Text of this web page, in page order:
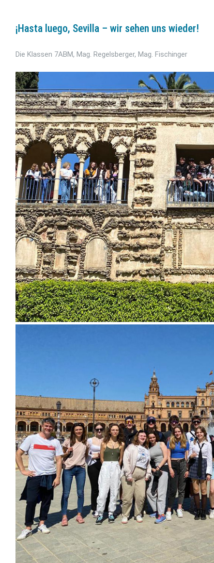
¡Hasta luego, Sevilla – wir sehen uns wieder!
Die Klassen 7ABM, Mag. Regelsberger, Mag. Fischinger